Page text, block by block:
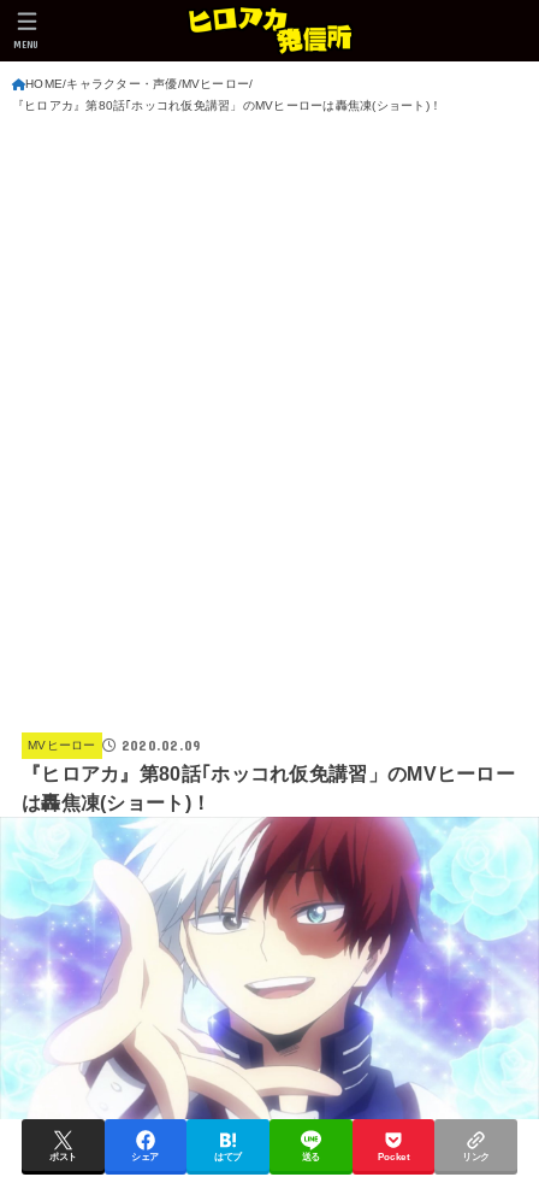
MENU
HOME キャラクター・声優 MVヒーロー
『ヒロアカ』第80話｢ホッコれ仮免講習」のMVヒーローは轟焦凍(ショート)！
MVヒーロー 2020.02.09
『ヒロアカ』第80話｢ホッコれ仮免講習」のMVヒーロー
は轟焦凍(ショート)！
ポスト シェア はてブ 送る Pocket リンク